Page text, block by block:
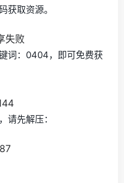
获取资源。
词：0404，即可免费获
请先解压：